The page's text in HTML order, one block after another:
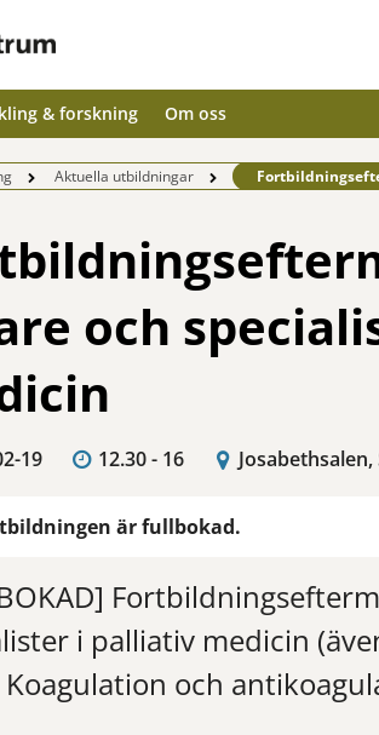
& forskning Om oss
Aktuella utbildningar Befintlig sida:
och
19 12.30 - 16
är fullbokad.
i palliativ medicin
Koagulation och